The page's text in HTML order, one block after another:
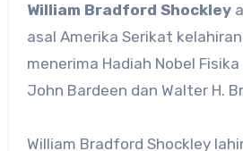
William Bradford Shockley
asal Amerika Serikat
menerima Hadiah Nobel
John Bardeen dan Walter H.
William Bradford Shockley